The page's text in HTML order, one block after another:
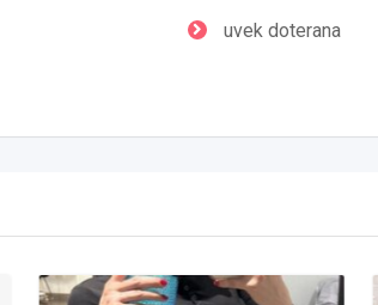
uvek doterana